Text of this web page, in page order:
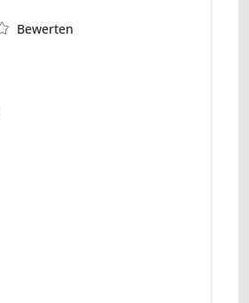
Bewerten